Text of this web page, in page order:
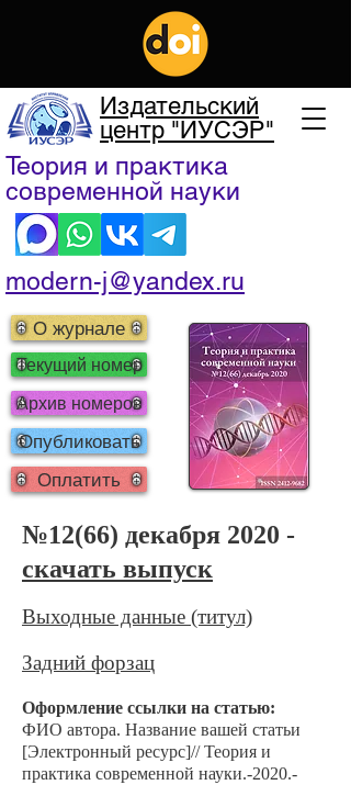
Издательский
центр "ИУСЭР"
Теория и практика
современной науки
modern-j@yandex.ru
О журнале
Текущий номер
Архив номеров
Опубликовать
Оплатить
№12(66) декабря 2020 -
скачать выпуск
Выходные данные (титул)
Задний форзац
Оформление ссылки на статью:
ФИО автора. Название вашей статьи
[Электронный ресурс]// Теория и
практика современной науки.-2020.-